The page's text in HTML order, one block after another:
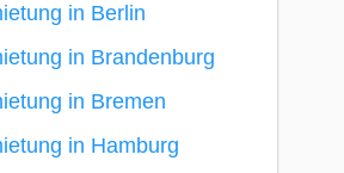
in Berlin
in Brandenburg
in Bremen
in Hamburg